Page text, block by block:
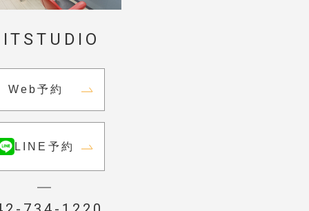
Web予約
LINE予約